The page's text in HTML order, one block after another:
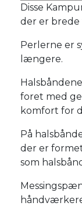
Disse
der er brede
Perlerne er
længere.
foret med
komfort for
På
der er
som